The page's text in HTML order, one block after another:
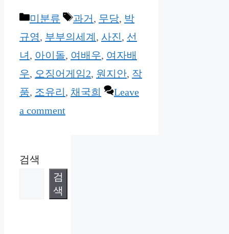
Categories
미분류 Tags
과거 , 무당, 박
규영, 부부의세계 , 사진, 선
녀 , 아이돌, 여배우, 여자배
우, 오징어게임2, 원지안, 작
품, 조유리 , 채국희
Leave
a comment
검색
검
색